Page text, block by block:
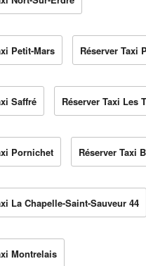
Petit-Mars Réserver Taxi
Saffré Réserver Taxi Les
Pornichet Réserver Taxi
La Chapelle-Saint-Sauveur 44
Montrelais